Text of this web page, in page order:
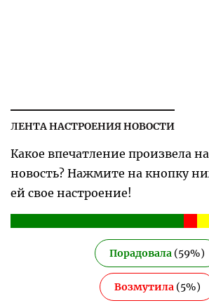
ЛЕНТА НАСТРОЕНИЯ НОВОСТИ
Какое впечатление произвела на
новость? Нажмите на кнопку
ей свое настроение!
Порадовала (59%)
Возмутила(5%)